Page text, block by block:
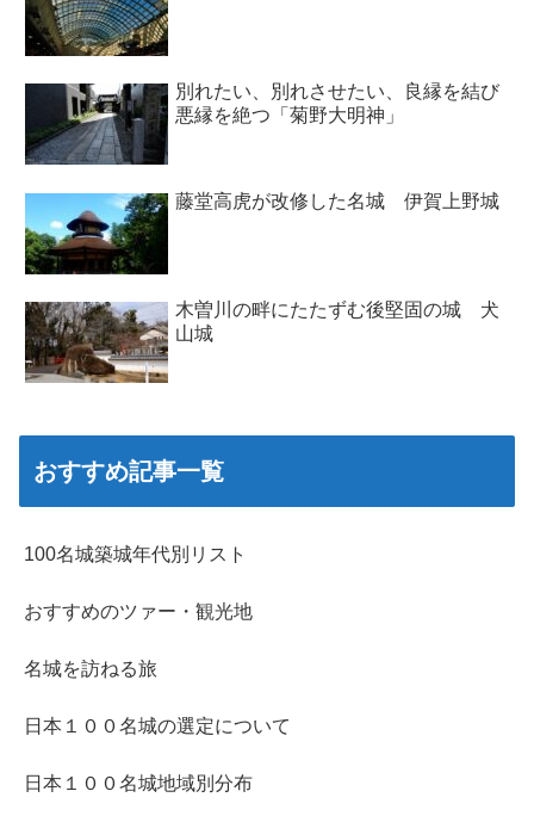
別れたい、別れさせたい、良縁を結び
悪縁を絶つ「菊野大明神」
藤堂高虎が改修した名城 伊賀上野城
木曽川の畔にたたずむ後堅固の城 犬
山城
おすすめ記事一覧
100名城築城年代別リスト
おすすめのツァー・観光地
名城を訪ねる旅
日本１００名城の選定について
日本１００名城地域別分布